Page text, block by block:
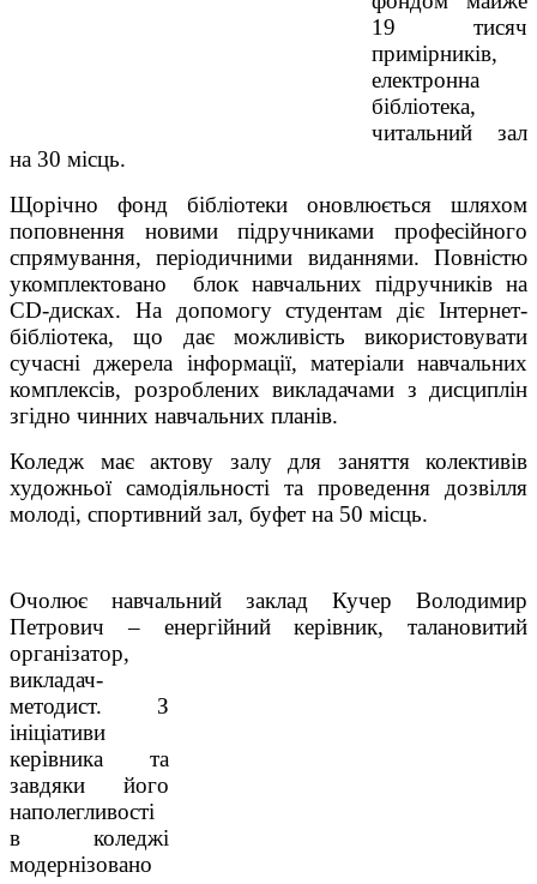
19 тисяч
примірників,
електронна
бібліотека,
читальний зал
на 30 місць.
Щорічно фонд бібліотеки оновлюється шляхом
поповнення новими підручниками професійного
спрямування, періодичними виданнями. Повністю
укомплектовано блок навчальних підручників на
СD-дисках. На допомогу студентам діє Інтернет-
бібліотека, що дає можливість використовувати
сучасні джерела інформації, матеріали навчальних
комплексів, розроблених викладачами з дисциплін
згідно чинних навчальних планів.
Коледж має актову залу для заняття колективів
художньої самодіяльності та проведення дозвілля
молоді, спортивний зал, буфет на 50 місць.
Очолює навчальний заклад Кучер Володимир
Петрович – енергійний керівник, талановитий
організатор,
викладач-
методист. З
ініціативи
керівника та
завдяки його
наполегливості
в коледжі
модернізовано